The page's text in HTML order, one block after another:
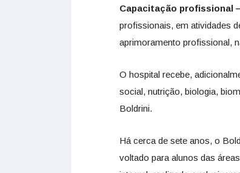
Capacitação profissional
profissionais, em atividades
aprimoramento profissional,
O hospital recebe,
social, nutrição, biologia,
Boldrini.
Há cerca de sete anos, o
voltado para alunos das